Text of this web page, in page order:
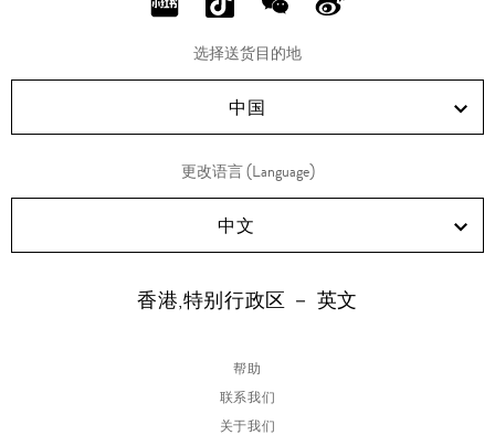
分
RED!
分
享
Douyin!
分
享
WeChat!
分
Weibo!
选择送货目的地
中国
更改语言 (Language)
中文
香港,特别行政区 － 英文
帮助
联系我们
关于我们